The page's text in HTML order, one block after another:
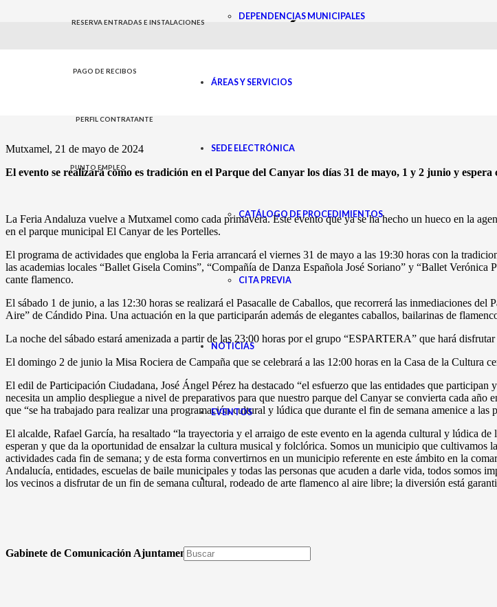
RESERVA ENTRADAS E INSTALACIONES
PAGO DE RECIBOS
PERFIL CONTRATANTE
PUNTO EMPLEO
DEPENDENCIAS MUNICIPALES
ÁREAS Y SERVICIOS
SEDE ELECTRÓNICA
CATÁLOGO DE PROCEDIMIENTOS
CITA PREVIA
NOTICIAS
EVENTOS
LA FERIA DE ANDALUCÍA VUELVE A
Mutxamel, 21 de mayo de 2024
El evento se realizará como es tradición en el Parque del Canyar los días 31 de mayo, 1 y 2 junio y
La Feria Andaluza vuelve a Mutxamel como cada primavera. Este evento que ya se ha hecho un hueco en la
en el parque municipal El Canyar de les Portelles.
El programa de actividades que engloba la Feria arrancará el viernes 31 de mayo a las 19:30 horas con la
las academias locales “Ballet Gisela Comins”, “Compañía de Danza Española José Soriano” y “Ballet
cante flamenco.
El sábado 1 de junio, a las 12:30 horas se realizará el Pasacalle de Caballos, que recorrerá las inmediaciones
Aire” de Cándido Pina. Una actuación en la que participarán además de elegantes caballos, bailarinas de
La noche del sábado estará amenizada a partir de las 23:00 horas por el grupo “ESPARTERA” que hará
El domingo 2 de junio la Misa Rociera de Campaña que se celebrará a las 12:00 horas en la Casa de la Cultura
El edil de Participación Ciudadana, José Ángel Pérez ha destacado “el esfuerzo que las entidades que
necesita un amplio despliegue a nivel de preparativos para que nuestro parque del Canyar se convierta cada
que “se ha trabajado para realizar una programación cultural y lúdica que durante el fin de semana amenice a
El alcalde, Rafael García, ha resaltado “la trayectoria y el arraigo de este evento en la agenda cultural y lúdica
esperan y que da la oportunidad de ensalzar la cultura musical y folclórica. Somos un municipio que cultivamos
actividades cada fin de semana; y de esta forma convertirnos en un municipio referente en este ámbito en la
Andalucía, entidades, escuelas de baile municipales y todas las personas que acuden a darle vida, todos somos
los vecinos a disfrutar de un fin de semana cultural, rodeado de arte flamenco al aire libre; la diversión está
Gabinete de Comunicación Ajuntament de Mutxamel